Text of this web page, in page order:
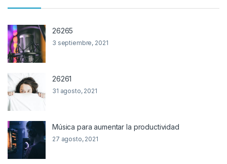
26265
3 septiembre, 2021
26261
31 agosto, 2021
Música para aumentar la productividad
27 agosto, 2021